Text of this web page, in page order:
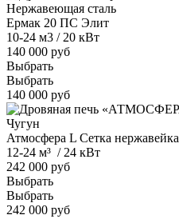
Нержавеющая сталь
Ермак 20 ПС Элит
10-24 м3 / 20 кВт
140 000 руб
Выбрать
Выбрать
140 000 руб
Чугун
Атмосфера L Сетка нержавейка
12-24 м³ / 24 кВт
242 000 руб
Выбрать
Выбрать
242 000 руб